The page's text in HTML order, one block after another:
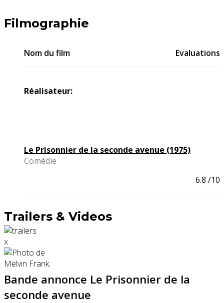
Filmographie
Nom du film Evaluations
Réalisateur:
Le Prisonnier de la seconde avenue (1975)
Comédie
6.8 /10
Trailers & Videos
x
Bande annonce Le Prisonnier de la
seconde avenue